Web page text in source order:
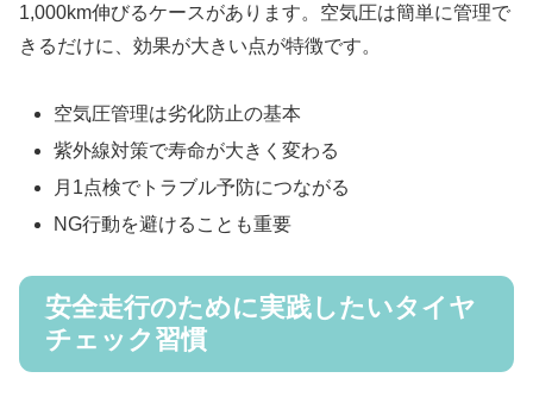
1,000km伸びるケースがあります。空気圧は簡単に管理で
きるだけに、効果が大きい点が特徴です。
空気圧管理は劣化防止の基本
紫外線対策で寿命が大きく変わる
月1点検でトラブル予防につながる
NG行動を避けることも重要
安全走行のために実践したいタイヤ
チェック習慣